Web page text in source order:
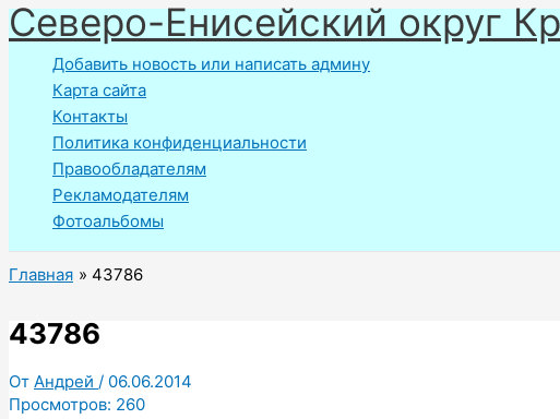
Перейти
к
содержимому
Северо-Енисейский округ
Добавить новость или написать админу
Карта сайта
Контакты
Политика конфиденциальности
Правообладателям
Рекламодателям
Фотоальбомы
Главная 43786
43786
От Андрей / 06.06.2014
Просмотров: 260